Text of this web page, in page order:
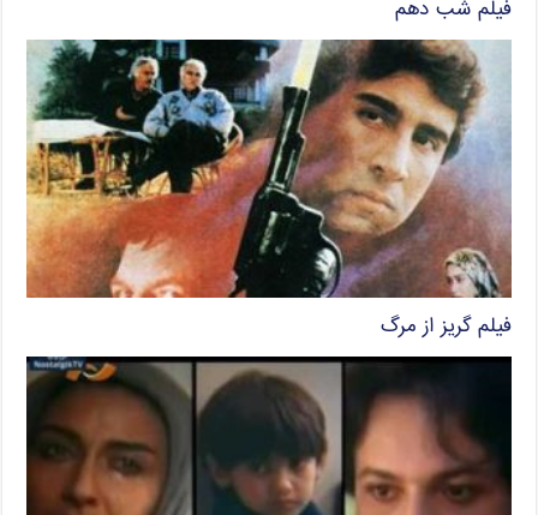
فیلم شب دهم
فیلم گریز از مرگ